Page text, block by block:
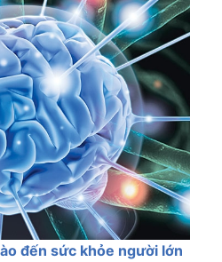
đến sức khỏe người lớn